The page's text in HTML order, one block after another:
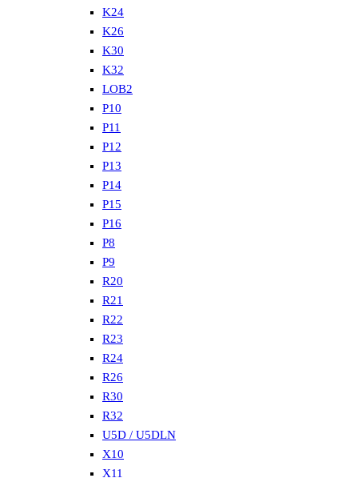
K24
K26
K30
K32
LOB2
P10
P11
P12
P13
P14
P15
P16
P8
P9
R20
R21
R22
R23
R24
R26
R30
R32
U5D / U5DLN
X10
X11